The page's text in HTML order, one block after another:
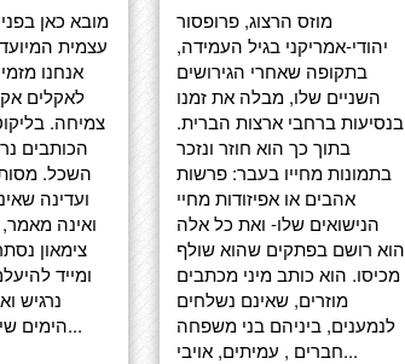
מובא כאן
עצמית
אנחנו
לאקלים
צמיחה.
הכותבים
השכל.
ועדינה
ואינה
צימאון
ומייד
נרגיש
הימים שיבואו. וירג'יניה וול...
מוזס הרצוג, פרופסור
יהודי-אמריקני בגיל העמידה,
בתקופה שאחרי הגירושים
השניים שלו, מבלה את זמנו
בנסיעות ברחבי ארצות הברית.
בתוך כך הוא חוזר ונזכר
בתמונות מחייו בעבר: פרשות
אהבים או אפיזודות מחיי
הנישואים שלו- ואת כל אלה
הוא רושם בפתקים שהוא שולף
מכיסו. הוא כותב מיני מכתבים
מוזרים, שאינם נשלחים
לנמענים, ביניהם בני משפחה
חברים , עמיתים, אויבי...